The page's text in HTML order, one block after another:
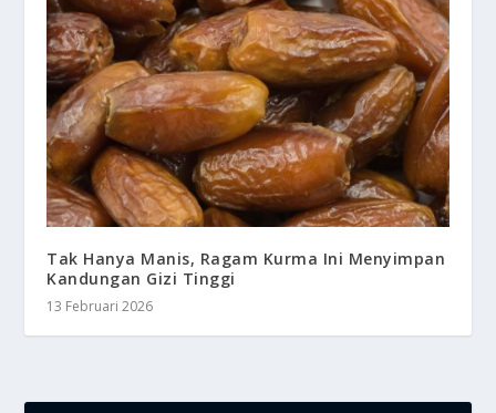
Tak Hanya Manis, Ragam Kurma Ini Menyimpan
Kandungan Gizi Tinggi
13 Februari 2026